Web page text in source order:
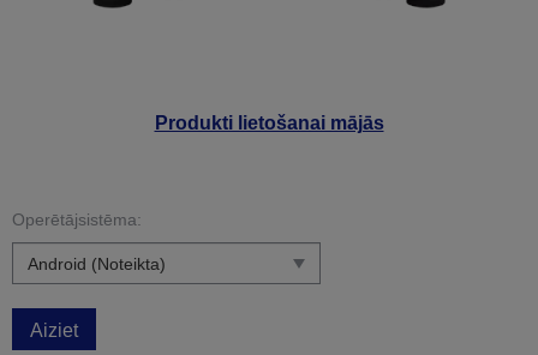
Produkti lietošanai mājās
Operētājsistēma:
Aiziet